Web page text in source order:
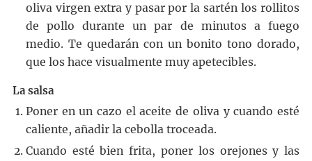
oliva virgen extra y pasar por la sartén los rollitos
de pollo durante un par de minutos a fuego
medio. Te quedarán con un bonito tono dorado,
que los hace visualmente muy apetecibles.
La salsa
Poner en un cazo el aceite de oliva y cuando esté
caliente, añadir la cebolla troceada.
Cuando esté bien frita, poner los orejones y las